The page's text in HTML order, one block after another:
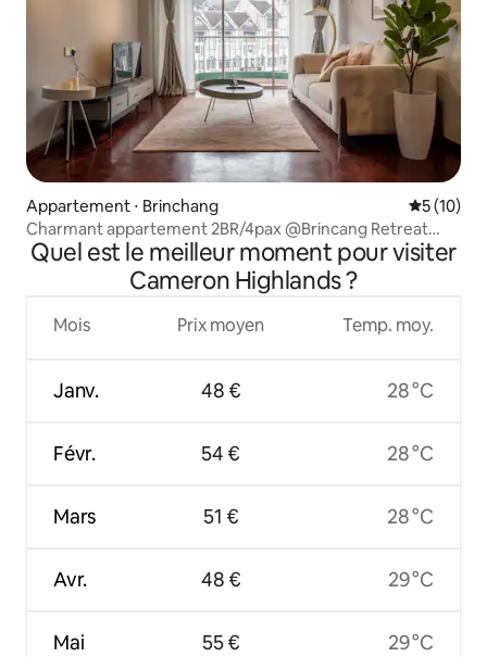
Appartement ⋅ Brinchang
5 (10)
Charmant appartement 2BR/4pax @Brincang Retreat
T#9
Quel est le meilleur moment pour visiter
Cameron Highlands ?
Mois
Janv.
Févr.
Mars
Avr.
Mai
Prix moyen
48 €
54 €
51 €
48 €
55 €
Temp. moy.
28 °C
28 °C
28 °C
29 °C
29 °C